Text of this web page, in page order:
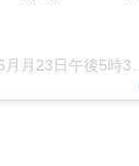
23日午後5時35分PDT